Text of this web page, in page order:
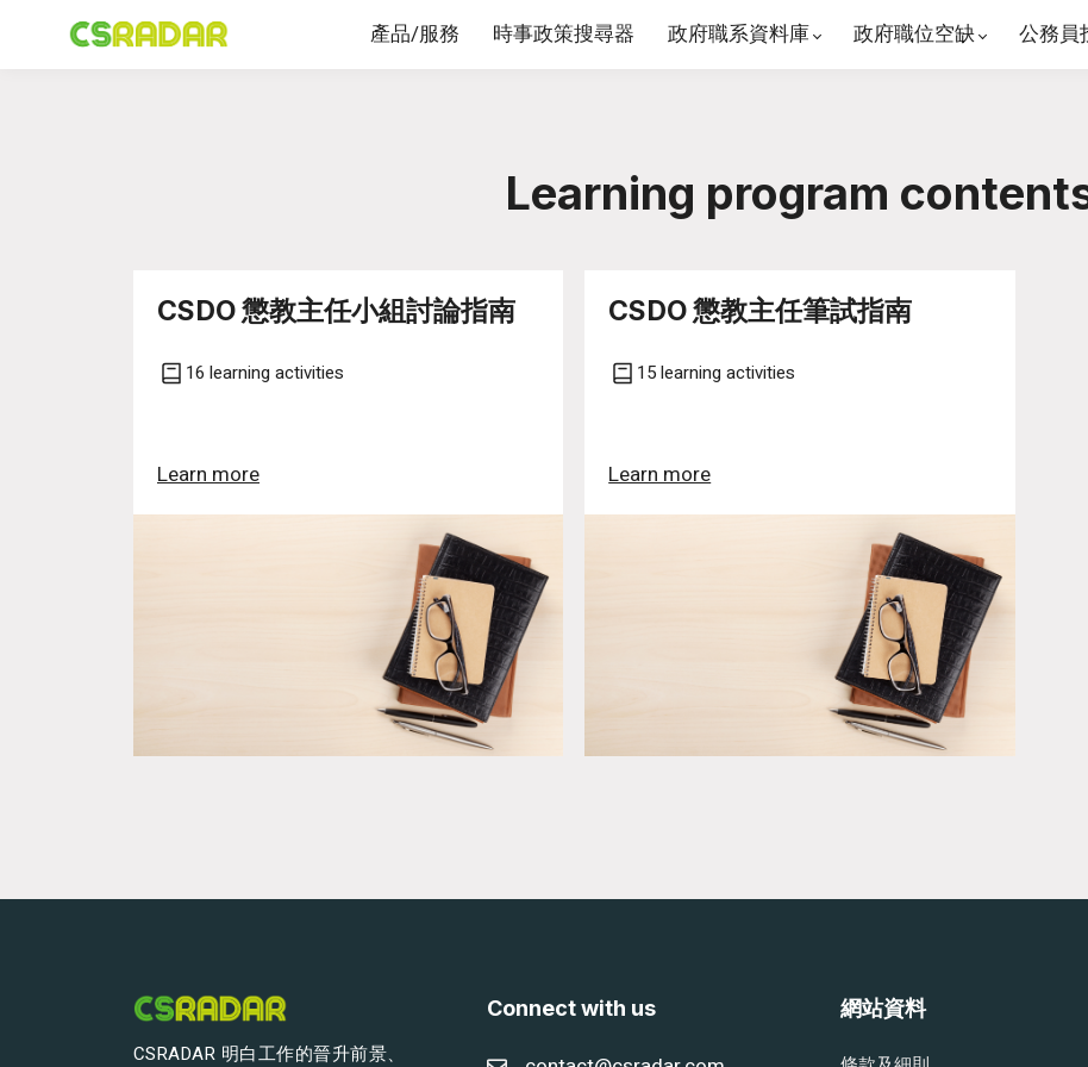
產品/服務 時事政策搜尋器 政府職系資料庫 政府職位空缺 公務員
Learning program
CSDO 懲教主任小組討論指南
16 learning activities
Learn more
CSDO 懲教主任筆試指南
15 learning activities
Learn more
CSRADAR 明白工作的晉升前景、
Connect with us 網站資料